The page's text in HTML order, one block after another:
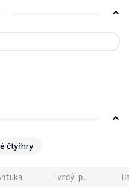
čtyřhry
Tvrdý p.